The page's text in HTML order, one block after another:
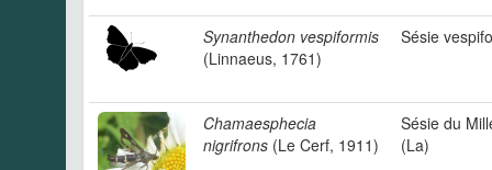
Synanthedon vespiformis
(Linnaeus, 1761)
Sésie
Chamaesphecia
nigrifrons (Le Cerf, 1911)
Sésie du
(La)